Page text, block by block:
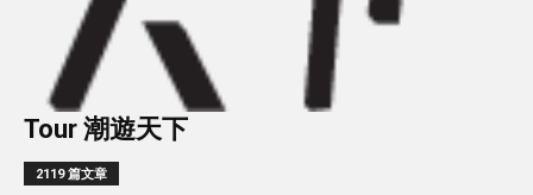
Tour 潮遊天下
2119 篇文章